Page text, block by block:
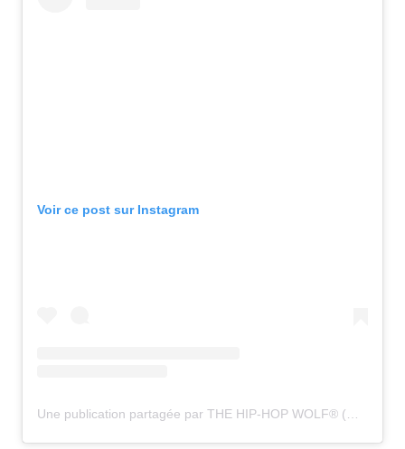
Voir ce post sur Instagram